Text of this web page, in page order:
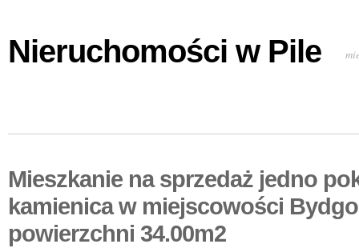
Nieruchomości w Pile
Mieszkanie na sprzedaż jedno
kamienica w miejscowości
powierzchni 34.00m2